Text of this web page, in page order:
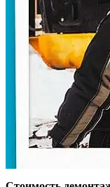
Повторить
Ваши данные
100%
Заполнение формы